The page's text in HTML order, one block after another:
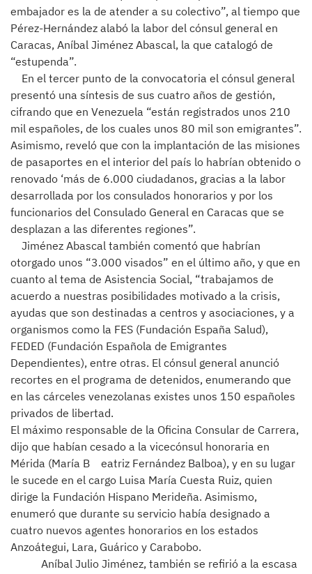
embajador es la de atender a su colectivo”, al tiempo que
Pérez-Hernández alabó la labor del cónsul general en
Caracas, Aníbal Jiménez Abascal, la que catalogó de
“estupenda”.
En el tercer punto de la convocatoria el cónsul general
presentó una síntesis de sus cuatro años de gestión,
cifrando que en Venezuela “están registrados unos 210
mil españoles, de los cuales unos 80 mil son emigrantes”.
Asimismo, reveló que con la implantación de las misiones
de pasaportes en el interior del país lo habrían obtenido o
renovado ‘más de 6.000 ciudadanos, gracias a la labor
desarrollada por los consulados honorarios y por los
funcionarios del Consulado General en Caracas que se
desplazan a las diferentes regiones”.
Jiménez Abascal también comentó que habrían
otorgado unos “3.000 visados” en el último año, y que en
cuanto al tema de Asistencia Social, “trabajamos de
acuerdo a nuestras posibilidades motivado a la crisis,
ayudas que son destinadas a centros y asociaciones, y a
organismos como la FES (Fundación España Salud),
FEDED (Fundación Española de Emigrantes
Dependientes), entre otras. El cónsul general anunció
recortes en el programa de detenidos, enumerando que
en las cárceles venezolanas existes unos 150 españoles
privados de libertad.
El máximo responsable de la Oficina Consular de Carrera,
dijo que habían cesado a la vicecónsul honoraria en
Mérida (María B eatriz Fernández Balboa), y en su lugar
le sucede en el cargo Luisa María Cuesta Ruiz, quien
dirige la Fundación Hispano Merideña. Asimismo,
enumeró que durante su servicio había designado a
cuatro nuevos agentes honorarios en los estados
Anzoátegui, Lara, Guárico y Carabobo.
Aníbal Julio Jiménez, también se refirió a la escasa